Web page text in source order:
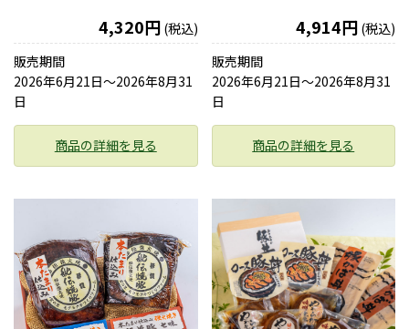
4,320円 (税込)
販売期間
2026年6月21日〜2026年8月31
日
商品の詳細を見る
4,914円 (税込)
販売期間
2026年6月21日〜2026年8月31
日
商品の詳細を見る